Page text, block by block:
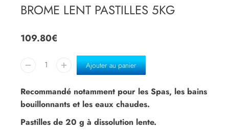
BROME LENT PASTILLES 5KG
109.80€
Ajouter au panier
Recommandé notamment pour les Spas, les bains
bouillonnants et les eaux chaudes.
Pastilles de 20 g à dissolution lente.